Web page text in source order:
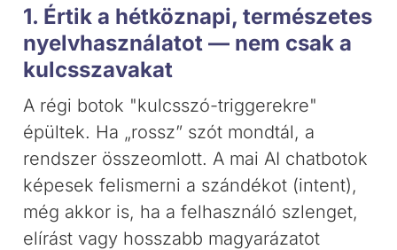
1. Értik a hétköznapi, természetes
nyelvhasználatot — nem csak a
kulcsszavakat
A régi botok "kulcsszó-triggerekre"
épültek. Ha „rossz” szót mondtál, a
rendszer összeomlott. A mai AI chatbotok
képesek felismerni a szándékot (intent),
még akkor is, ha a felhasználó szlenget,
elírást vagy hosszabb magyarázatot